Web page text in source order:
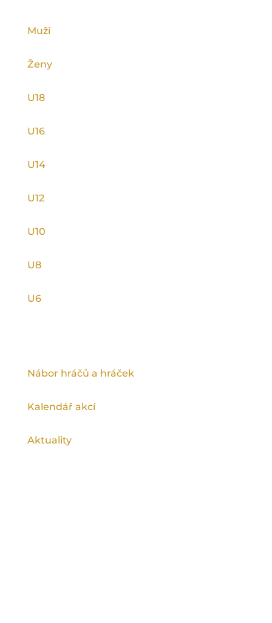
Muži
Ženy
U18
U16
U14
U12
U10
U8
U6
Nábor hráčů a hráček
Kalendář akcí
Aktuality